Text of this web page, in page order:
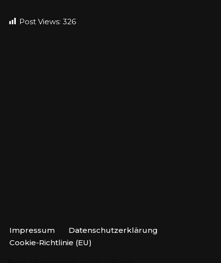
Post Views: 326
Impressum
Datenschutzerklärung
Cookie-Richtlinie (EU)